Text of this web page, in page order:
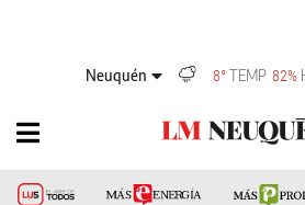
Neuquén 8° TEMP 82%